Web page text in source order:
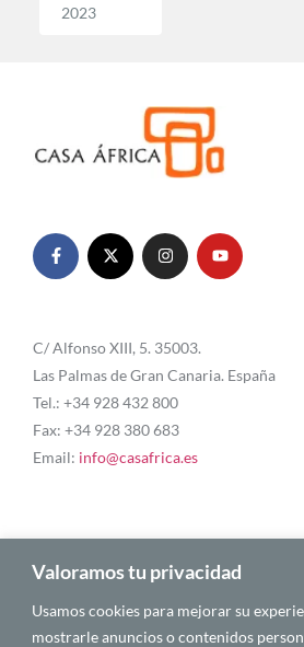
Valoramos tu privacidad
Usamos cookies para mejorar su
mostrarle anuncios o contenidos
2023
C/ Alfonso XIII, 5. 35003.
Las Palmas de Gran Canaria. España
Tel.: +34 928 432 800
Fax: +34 928 380 683
Email: info@casafrica.es
Blog
Quiénes somos